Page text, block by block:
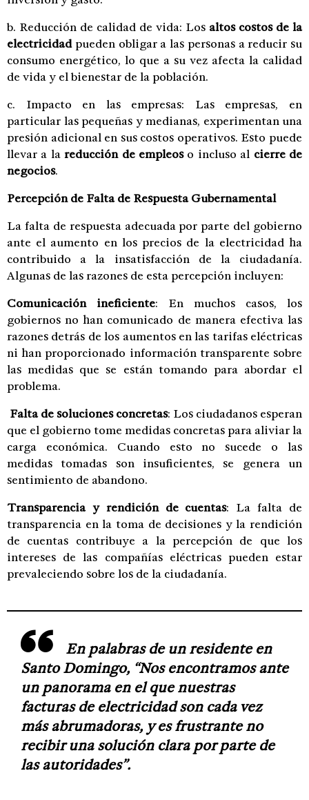
b. Reducción de calidad de vida: Los altos costos de la
electricidadpueden obligar a las personas a reducir su
consumo energético, lo que a su vez afecta la calidad
de vida y el bienestar de la población.
c. Impacto en las empresas: Las empresas, en
particular las pequeñas y medianas, experimentan una
presión adicional en sus costos operativos. Esto puede
llevar a lareducción de empleoso incluso al cierre de
negocios.
Percepción de Falta de Respuesta Gubernamental
La falta de respuesta adecuada por parte del gobierno
ante el aumento en los precios de la electricidad ha
contribuido a la insatisfacción de la ciudadanía.
Algunas de las razones de esta percepción incluyen:
Comunicación ineficiente: En muchos casos, los
gobiernos no han comunicado de manera efectiva las
razones detrás de los aumentos en las tarifas eléctricas
ni han proporcionado información transparente sobre
las medidas que se están tomando para abordar el
problema.
Falta de soluciones concretas: Los ciudadanos esperan
que el gobierno tome medidas concretas para aliviar la
carga económica. Cuando esto no sucede o las
medidas tomadas son insuficientes, se genera un
sentimiento de abandono.
Transparencia y rendición de cuentas: La falta de
transparencia en la toma de decisiones y la rendición
de cuentas contribuye a la percepción de que los
intereses de las compañías eléctricas pueden estar
prevaleciendo sobre los de la ciudadanía.
En palabras de un residente en
Santo Domingo, “Nos encontramos ante
un panorama en el que nuestras
facturas de electricidad son cada vez
más abrumadoras, y es frustrante no
recibir una solución clara por parte de
las autoridades”.